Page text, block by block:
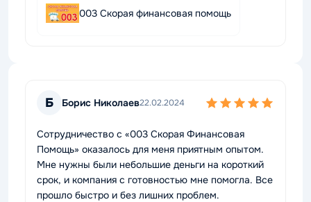
003 Скорая финансовая помощь
Б Борис Николаев22.02.2024
Сотрудничество с «003 Скорая Финансовая
Помощь» оказалось для меня приятным опытом.
Мне нужны были небольшие деньги на короткий
срок, и компания с готовностью мне помогла. Все
прошло быстро и без лишних проблем.